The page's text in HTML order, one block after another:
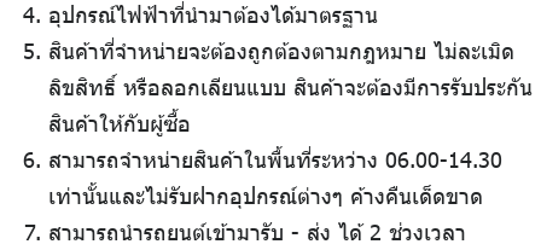
อุปกรณ์ไฟฟ้าที่นำมาต้องได้มาตรฐาน
สินค้าที่จำหน่ายจะต้องถูกต้องตามกฎหมาย ไม่ละเมิด
ลิขสิทธิ์ หรือลอกเลียนแบบ สินค้าจะต้องมีการรับประกัน
สินค้าให้กับผู้ซื้อ
สามารถจำหน่ายสินค้าในพื้นที่ระหว่าง 06.00-14.30
เท่านั้นและไม่รับฝากอุปกรณ์ต่างๆ ค้างคืนเด็ดขาด
สามารถนำรถยนต์เข้ามารับ - ส่ง ได้ 2 ช่วงเวลา